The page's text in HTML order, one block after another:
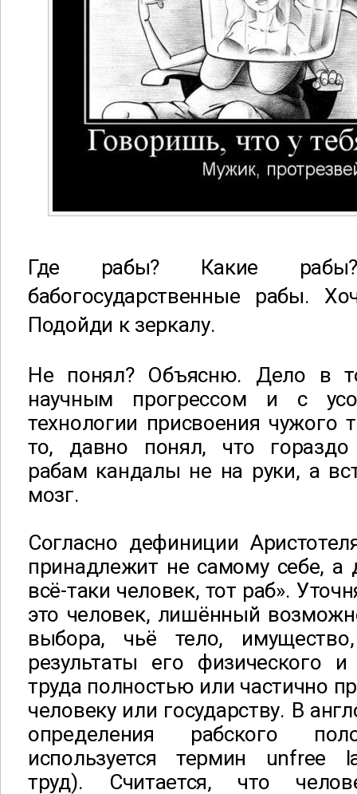
Где рабы? Какие рабы?
бабогосударственные рабы.
Подойди к зеркалу.
Не понял? Объясню. Дело в
научным прогрессом и с
технологии присвоения чужого
то, давно понял, что гораздо
рабам кандалы не на руки, а
мозг.
Согласно дефиниции
принадлежит не самому себе, а
всё-таки человек, тот раб».
это человек, лишённый
выбора, чьё тело,
результаты его физического и
труда полностью или частично
человеку или государству. В
определения рабского
используется термин unfree
труд). Считается, что